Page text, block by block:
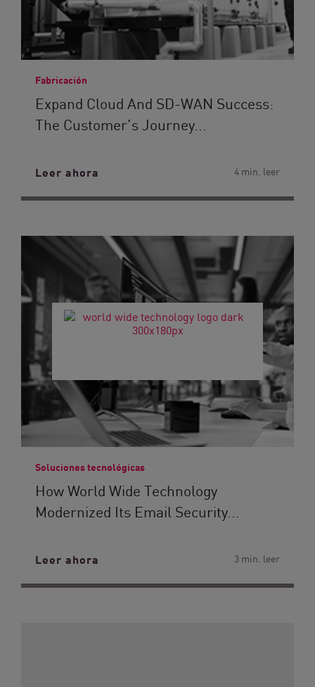
Fabricación
Expand Cloud And SD-WAN Success:
The Customer’s Journey...
Leer ahora 4 min. leer
Soluciones tecnológicas
How World Wide Technology
Modernized Its Email Security...
Leer ahora 3 min. leer